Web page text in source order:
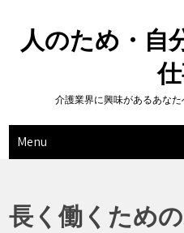
content人のため・自
介護業界に興味があるあな
Menu
長く働くため